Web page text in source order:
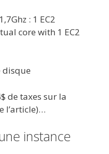
: 1 EC2
core with 1 EC2
disque
de taxes sur la
l’article)…
instance